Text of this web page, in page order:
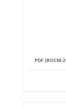
PDF (BOCM-